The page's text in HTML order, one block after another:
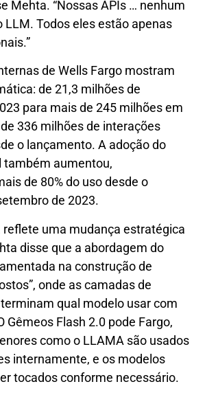
Mehta. “Nossas APIs … nenhum
LLM. Todos eles estão apenas
de Wells Fargo mostram
de 21,3 milhões de
para mais de 245 milhões em
336 milhões de interações
o lançamento. A adoção do
também aumentou,
de 80% do uso desde o
de 2023.
reflete uma mudança estratégica
disse que a abordagem do
na construção de
onde as camadas de
qual modelo usar com
Gêmeos Flash 2.0 pode Fargo,
como o LLAMA são usados
internamente, e os modelos
tocados conforme necessário.